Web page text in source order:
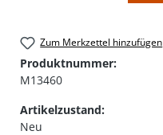
Zum Merkzettel hinzufügen
Produktnummer:
M13460
Artikelzustand:
Neu